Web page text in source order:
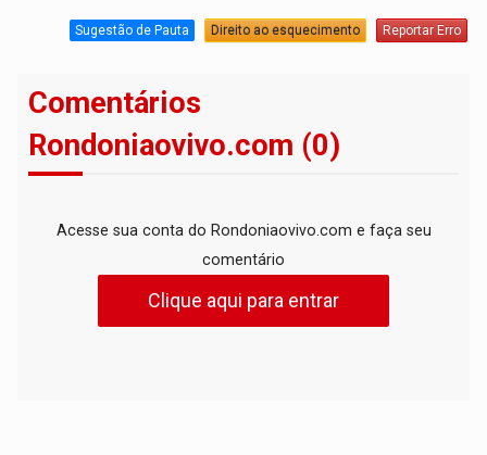
Sugestão de Pauta Direito ao esquecimento Reportar Erro
Comentários
Rondoniaovivo.com (0)
Acesse sua conta do Rondoniaovivo.com e faça seu
comentário
Clique aqui para entrar